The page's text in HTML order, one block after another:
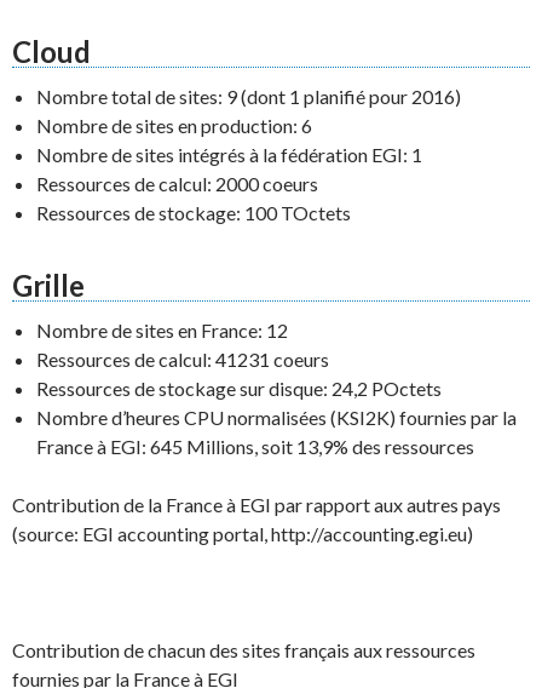
Cloud
Nombre total de sites: 9 (dont 1 planifié pour 2016)
Nombre de sites en production: 6
Nombre de sites intégrés à la fédération EGI: 1
Ressources de calcul: 2000 coeurs
Ressources de stockage: 100 TOctets
Grille
Nombre de sites en France: 12
Ressources de calcul: 41231 coeurs
Ressources de stockage sur disque: 24,2 POctets
Nombre d’heures CPU normalisées (KSI2K) fournies par la
France à EGI: 645 Millions, soit 13,9% des ressources
Contribution de la France à EGI par rapport aux autres pays
(source: EGI accounting portal, http://accounting.egi.eu)
Contribution de chacun des sites français aux ressources
fournies par la France à EGI